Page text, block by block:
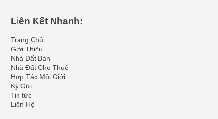
Liên Kết Nhanh:
Trang Chủ
Giới Thiệu
Nhà Đất Bán
Nhà Đất Cho Thuê
Hợp Tác Môi Giới
Ký Gửi
Tin tức
Liên Hệ